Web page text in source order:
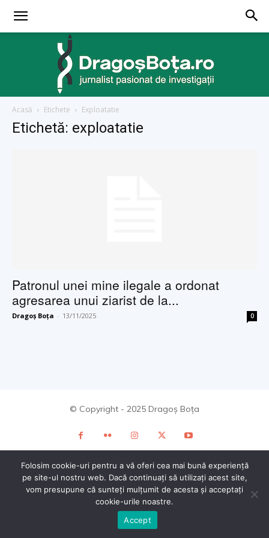
dragosbota.ro
Acasă Etichete Exploatatie
Etichetă: exploatatie
Patronul unei mine ilegale a ordonat
agresarea unui ziarist de la...
Dragoș Boța - 13/11/2025 0
© Copyright - 2025 Dragoș Boța
Folosim cookie-uri pentru a vă oferi cea mai bună experiență
pe site-ul nostru web. Dacă continuați să utilizați acest site,
vom presupune că sunteți mulțumit de acesta și acceptați
cookie-urile noastre.
Accept